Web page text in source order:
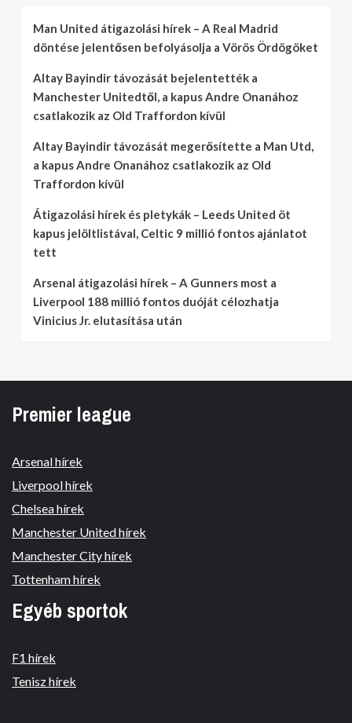
Man United átigazolási hírek – A Real Madrid
döntése jelentősen befolyásolja a Vörös Ördögöket
Altay Bayindir távozását bejelentették a
Manchester Unitedtől, a kapus Andre Onanához
csatlakozik az Old Traffordon kívül
Altay Bayindir távozását megerősítette a Man Utd,
a kapus Andre Onanához csatlakozik az Old
Traffordon kívül
Átigazolási hírek és pletykák – Leeds United öt
kapus jelöltlistával, Celtic 9 millió fontos ajánlatot
tett
Arsenal átigazolási hírek – A Gunners most a
Liverpool 188 millió fontos duóját célozhatja
Vinicius Jr. elutasítása után
Premier league
Arsenal hírek
Liverpool hírek
Chelsea hírek
Manchester United hírek
Manchester City hírek
Tottenham hírek
Egyéb sportok
F1 hírek
Tenisz hírek